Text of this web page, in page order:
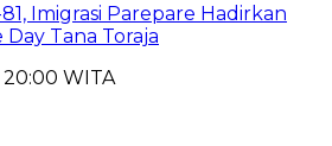
Imigrasi Parepare Hadirkan
Day Tana Toraja
WITA